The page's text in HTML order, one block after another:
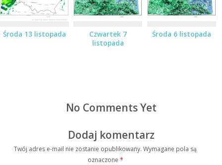
Środa 13 listopada
Czwartek 7
listopada
Środa 6 listopada
No Comments Yet
Dodaj komentarz
Twój adres e-mail nie zostanie opublikowany. Wymagane pola są
oznaczone *